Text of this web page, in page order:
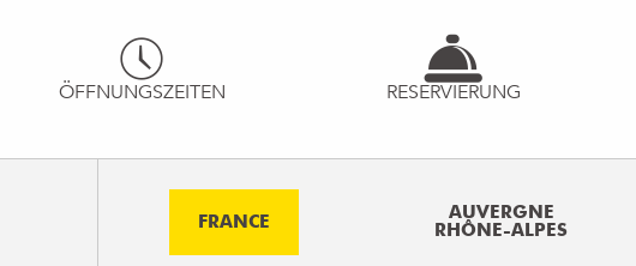
ÖFFNUNGSZEITEN RESERVIERUNG
FRANCE
AUVERGNE
RHÔNE-ALPES